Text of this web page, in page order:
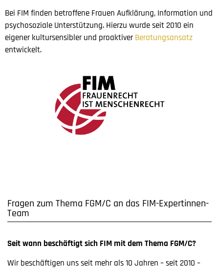
Bei FIM finden betroffene Frauen Aufklärung, Information und
psychosoziale Unterstützung. Hierzu wurde seit 2010 ein
eigener kultursensibler und proaktiverBeratungsansatz
entwickelt.
Fragen zum Thema FGM/C an das FIM-Expertinnen-
Team
Seit wann beschäftigt sich FIM mit dem Thema FGM/C?
Wir beschäftigen uns seit mehr als 10 Jahren – seit 2010 –